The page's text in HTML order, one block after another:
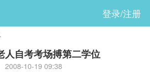
登录/注册
人自考考场搏第二学位
2008-10-19 09:38